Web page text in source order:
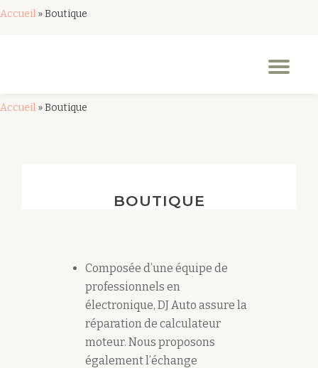
Accueil »Boutique
Accueil »Boutique
BOUTIQUE
Composée d’une équipe de
professionnels en
électronique, DJ Auto assure la
réparation de calculateur
moteur. Nous proposons
également l’échange